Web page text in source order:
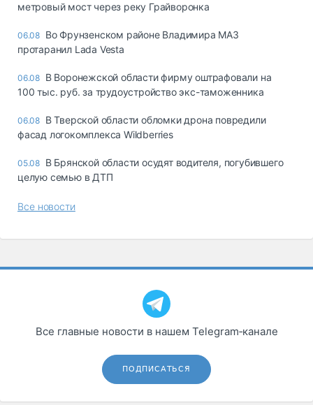
метровый мост через реку Грайворонка
06.08 Во Фрунзенском районе Владимира МАЗ
протаранил Lada Vesta
06.08 В Воронежской области фирму оштрафовали на
100 тыс. руб. за трудоустройство экс-таможенника
06.08 В Тверской области обломки дрона повредили
фасад логокомплекса Wildberries
05.08 В Брянской области осудят водителя, погубившего
целую семью в ДТП
Все новости
Все главные новости в нашем Telegram‑канале
ПОДПИСАТЬСЯ